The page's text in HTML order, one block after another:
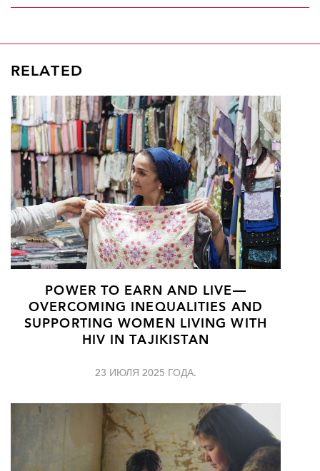
RELATED
POWER TO EARN AND LIVE—
OVERCOMING INEQUALITIES AND
SUPPORTING WOMEN LIVING WITH
HIV IN TAJIKISTAN
23 ИЮЛЯ 2025 ГОДА.